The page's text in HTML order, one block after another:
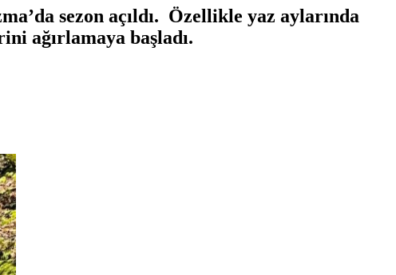
sezon açıldı. Özellikle yaz aylarında
ağırlamaya başladı.